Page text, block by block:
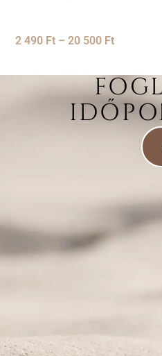
2 490 Ft – 20 500 Ft